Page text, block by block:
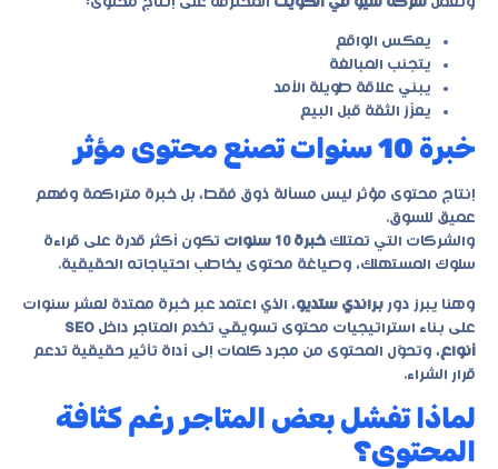
يعكس الواقع
يتجنب المبالغة
يبني علاقة طويلة الأمد
يعزّز الثقة قبل البيع
خبرة 10 سنوات تصنع محتوى مؤثر
إنتاج محتوى مؤثر ليس مسألة ذوق فقط، بل خبرة متراكمة وفهم
عميق للسوق.
والشركات التي تمتلك خبرة 10 سنوات
تكون أكثر قدرة على قراءة
سلوك المستهلك، وصياغة محتوى يخاطب احتياجاته الحقيقية.
وهنا يبرز دور براندي ستديو، الذي اعتمد عبر خبرة ممتدة لعشر سنوات
على بناء استراتيجيات محتوى تسويقي تخدم المتاجر داخل SEO
أنواع، وتحوّل المحتوى من مجرد كلمات إلى أداة تأثير حقيقية تدعم
قرار الشراء.
لماذا تفشل بعض المتاجر رغم كثافة
المحتوى؟